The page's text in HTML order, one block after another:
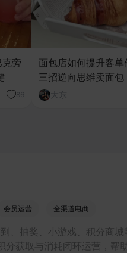
旁
86
面包店如何提升客单
三招逆向思维卖面包
大东
会员运营 全渠道电商
、抽奖、小游戏、积分商城
分获取与消耗闭环运营，帮